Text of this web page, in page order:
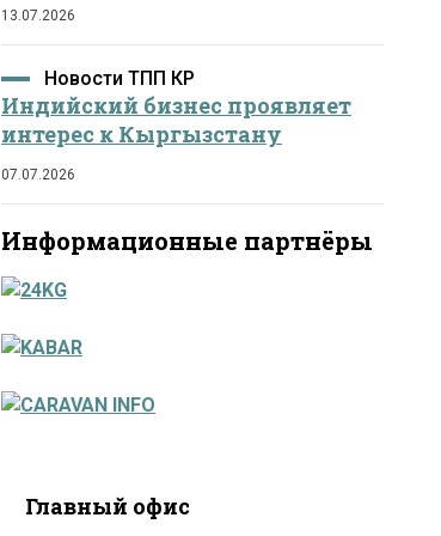
13.07.2026
Новости ТПП КР
Индийский бизнес проявляет
интерес к Кыргызстану
07.07.2026
Информационные партнёры
Главный офис